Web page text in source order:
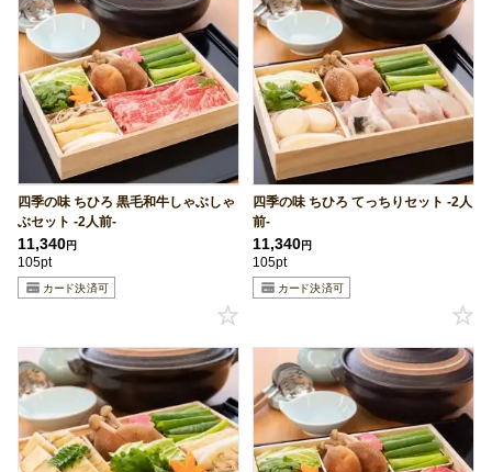
四季の味 ちひろ 黒毛和牛しゃぶしゃ
ぶセット -2人前-
11,340円
105pt
四季の味 ちひろ てっちりセット -2人
前-
11,340円
105pt